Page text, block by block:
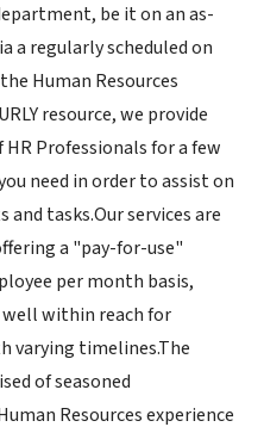
be it on an as-
a regularly scheduled on
Human Resources
resource, we provide
Professionals for a few
need in order to assist on
tasks.Our services are
a "pay-for-use"
per month basis,
within reach for
varying timelines.The
of seasoned
Resources experience